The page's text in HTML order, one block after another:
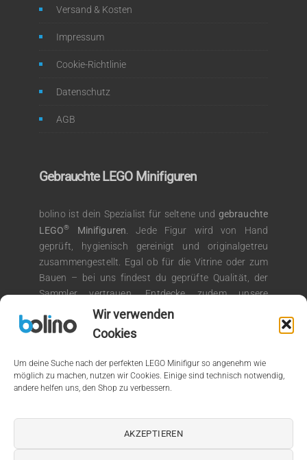
Wir verwenden
Cookies
Um deine Suche nach der perfekten LEGO Minifigur so angenehm wie
möglich zu machen, nutzen wir Cookies. Einige sind technisch notwendig,
andere helfen uns, den Shop zu verbessern.
AKZEPTIEREN
Versand & Kosten
Impressum
Cookie-Richtlinie
Datenschutz
AGB
Gebrauchte LEGO Minifiguren
bolino ist dein Spezialist für seltene und gebrauchte
LEGO® Minifiguren. Jede Figur wird von Hand
geprüft, hygienisch gereinigt und originalgetreu
zusammengestellt. Egal ob für die Vitrine oder zum
Bauen – bei uns findest du geprüfte Qualität, der
Sammler vertrauen. Entdecke zudem unsere
Auswahl an LEGO Kiloware für kreative
Bauprojekte.
Kein Mehrwertsteuerausweis, da Kleinunternehmer nach §19
(1) UStG.